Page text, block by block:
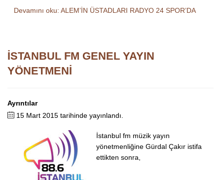
Devamını oku: ALEM’İN ÜSTADLARI RADYO 24 SPOR’DA
İSTANBUL FM GENEL YAYIN
YÖNETMENİ
Ayrıntılar
15 Mart 2015 tarihinde yayınlandı.
İstanbul fm müzik yayın
yönetmenliğine Gürdal Çakır istifa
ettikten sonra,